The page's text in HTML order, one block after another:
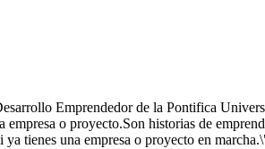
Emprendedor de la Pontifica
o proyecto.Son historias de
tienes una empresa o proyecto en